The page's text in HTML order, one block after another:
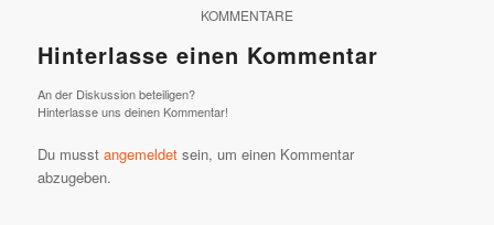
KOMMENTARE
Hinterlasse einen Kommentar
An der Diskussion beteiligen?
Hinterlasse uns deinen Kommentar!
Du musst angemeldetsein, um einen Kommentar
abzugeben.